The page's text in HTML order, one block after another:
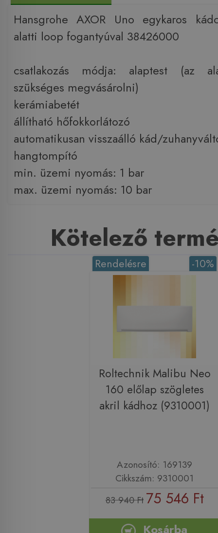
Hansgrohe AXOR Uno egykaros
alatti loop fogantyúval 38426000
csatlakozás módja: alaptest (az
szükséges megvásárolni)
kerámiabetét
állítható hőfokkorlátozó
automatikusan visszaálló kád/
hangtompító
min. üzemi nyomás: 1 bar
max. üzemi nyomás: 10 bar
Kötelező
-10%
Rendelésre
Roltechnik Malibu Neo
160 előlap szögletes
akril kádhoz (9310001)
Azonosító: 169139
Cikkszám: 9310001
83 940 Ft 75 546 Ft
Kosárba